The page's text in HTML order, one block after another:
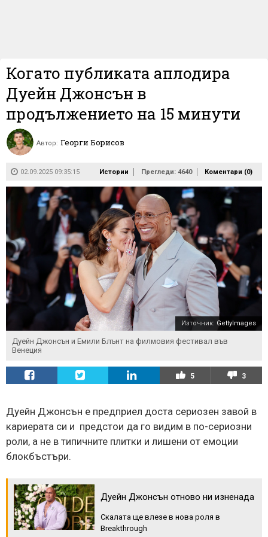
Когато публиката аплодира
Дуейн Джонсън в
продължението на 15 минути
Автор: Георги Борисов
02.09.2025 09:35:15 Истории Прегледи: 4640 Коментари (0)
Източник: GettyImages
Дуейн Джонсън и Емили Блънт на филмовия фестивал във
Венеция
5 3
Дуейн Джонсън е предприел доста сериозен завой в
кариерата си и предстои да го видим в по-сериозни
роли, а не в типичните плитки и лишени от емоции
блокбъстъри.
Дуейн Джонсън отново ни изненада
Скалата ще влезе в нова роля в
Breakthrough